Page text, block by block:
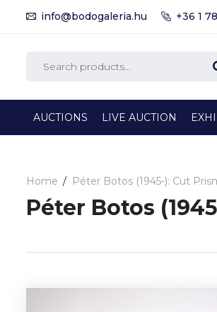
+36 1
info@bodogaleria.hu
AUCTIONS LIVE AUCTION
Home Péter Botos (1945-): Cut
Péter Botos